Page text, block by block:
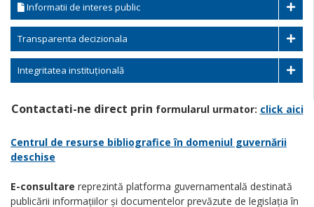
Informatii de interes public
Transparenta decizionala
Integritatea instituțională
Contactati-ne direct prin formularul urmator: click aici
Centrul de resurse bibliografice în domeniul guvernării
deschise
E-consultare reprezintă platforma guvernamentală destinată
publicării informațiilor și documentelor prevăzute de legislația în